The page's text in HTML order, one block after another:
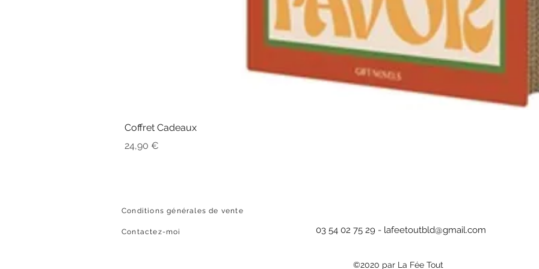
Coffret Cadeaux
Prix
24,90 €
Conditions générales de vente
Contactez-moi 03 54 02 75 29 - lafeetoutbld@gmail.com
©2020 par La Fée Tout